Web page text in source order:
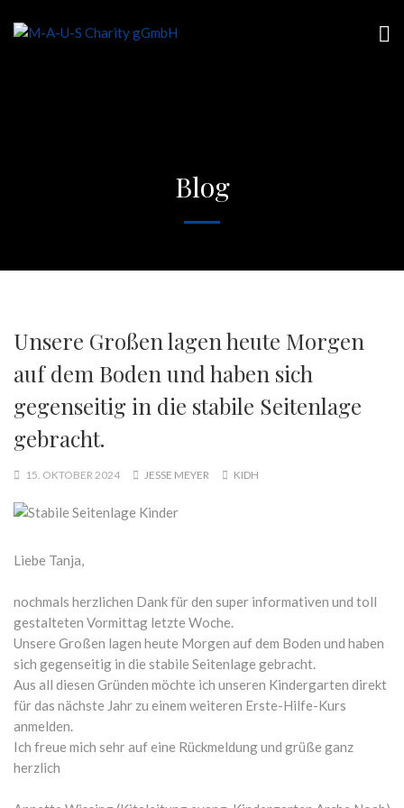
Blog
Unsere Großen lagen heute Morgen
auf dem Boden und haben sich
gegenseitig in die stabile Seitenlage
gebracht.
15. OKTOBER 2024 JESSE MEYER KIDH
Liebe Tanja,
nochmals herzlichen Dank für den super informativen und toll
gestalteten Vormittag letzte Woche.
Unsere Großen lagen heute Morgen auf dem Boden und haben
sich gegenseitig in die stabile Seitenlage gebracht.
Aus all diesen Gründen möchte ich unseren Kindergarten direkt
für das nächste Jahr zu einem weiteren Erste-Hilfe-Kurs
anmelden.
Ich freue mich sehr auf eine Rückmeldung und grüße ganz
herzlich